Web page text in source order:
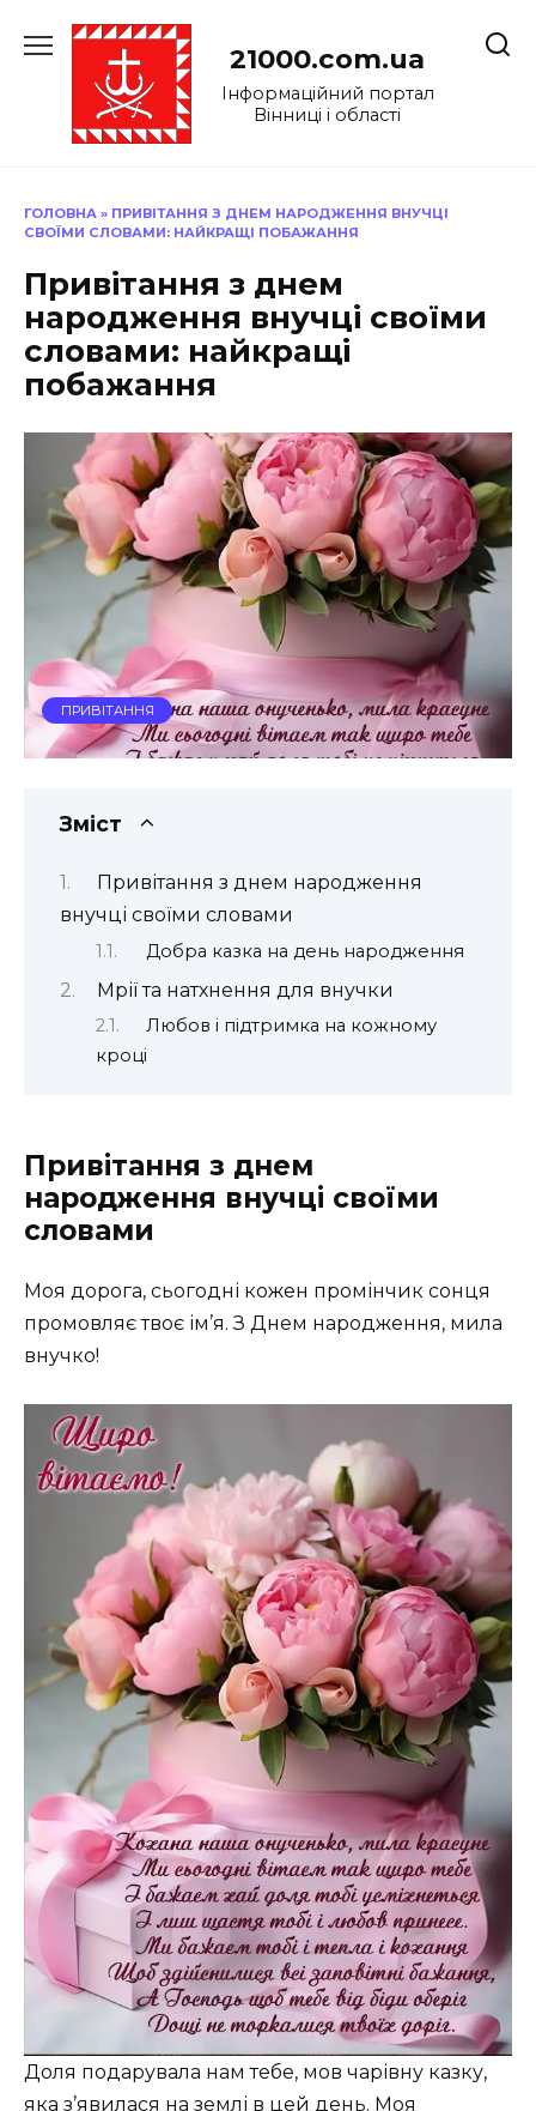
до
21000.com.ua
Інформаційний портал
Вінниці і області
ГОЛОВНА » ПРИВІТАННЯ З ДНЕМ НАРОДЖЕННЯ ВНУЧЦІ
СВОЇМИ СЛОВАМИ: НАЙКРАЩІ ПОБАЖАННЯ
Привітання з днем
народження внучці своїми
словами: найкращі
побажання
ПРИВІТАННЯ
Зміст
Привітання з днем народження
внучці своїми словами
Добра казка на день народження
Мрії та натхнення для внучки
Любов і підтримка на кожному
кроці
Привітання з днем
народження внучці своїми
словами
Моя дорога, сьогодні кожен промінчик сонця
промовляє твоє ім’я. З Днем народження, мила
внучко!
Доля подарувала нам тебе, мов чарівну казку,
яка з’явилася на землі в цей день. Моя